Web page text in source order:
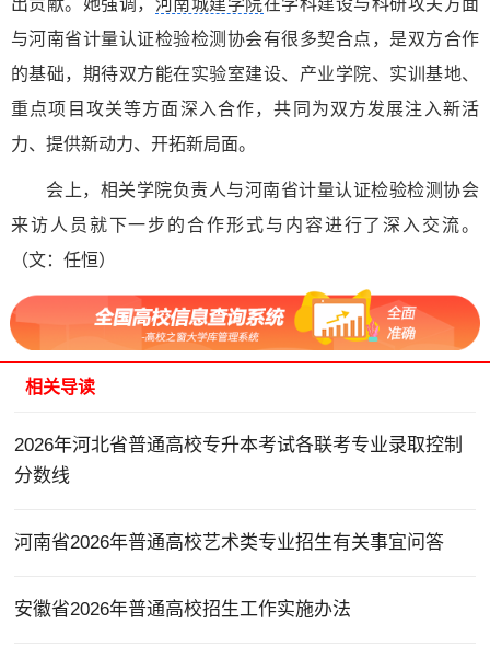
出贡献。她强调， 河南城建学院在学科建设与科研攻关方面
与河南省计量认证检验检测协会有很多契合点，是双方合作
的基础，期待双方能在实验室建设、产业学院、实训基地、
重点项目攻关等方面深入合作，共同为双方发展注入新活
力、提供新动力、开拓新局面。
会上，相关学院负责人与河南省计量认证检验检测协会
来访人员就下一步的合作形式与内容进行了深入交流。
（文：任恒）
相关导读
2026年河北省普通高校专升本考试各联考专业录取控制
分数线
河南省2026年普通高校艺术类专业招生有关事宜问答
安徽省2026年普通高校招生工作实施办法